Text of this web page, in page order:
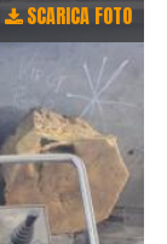
SCARICA FOTO